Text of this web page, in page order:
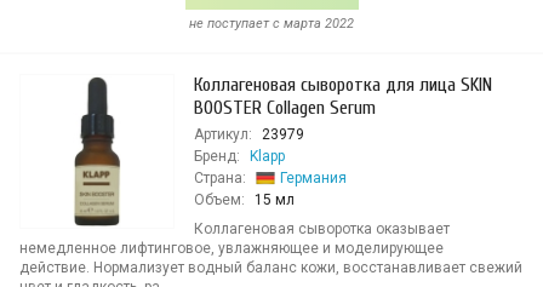
не поступает c марта 2022
Коллагеновая сыворотка для лица SKIN
BOOSTER Collagen Serum
Артикул:
23979
Бренд:
Klapp
Страна:
Германия
Объем:
15 мл
Коллагеновая сыворотка оказывает
немедленное лифтинговое, увлажняющее и моделирующее
действие. Нормализует водный баланс кожи, восстанавливает свежий